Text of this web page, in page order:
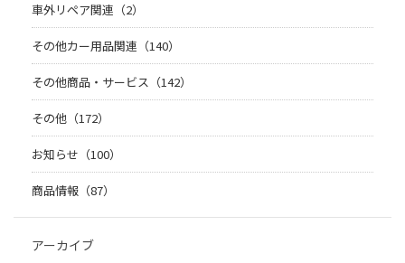
車外リペア関連（2）
その他カー用品関連（140）
その他商品・サービス（142）
その他（172）
お知らせ（100）
商品情報（87）
アーカイブ